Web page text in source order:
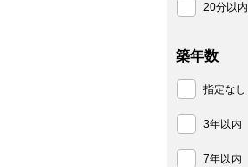
20分以内
築年数
指定なし
3年以内
7年以内